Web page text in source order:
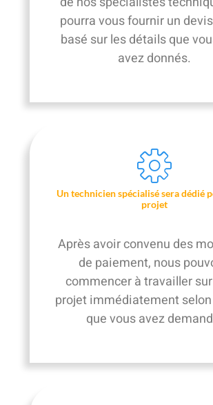
pourra vous fournir un
basé sur les détails que
avez donnés.
Un technicien spécialisé sera dédié
projet
Après avoir convenu des
de paiement, nous
commencer à travailler
projet immédiatement
que vous avez